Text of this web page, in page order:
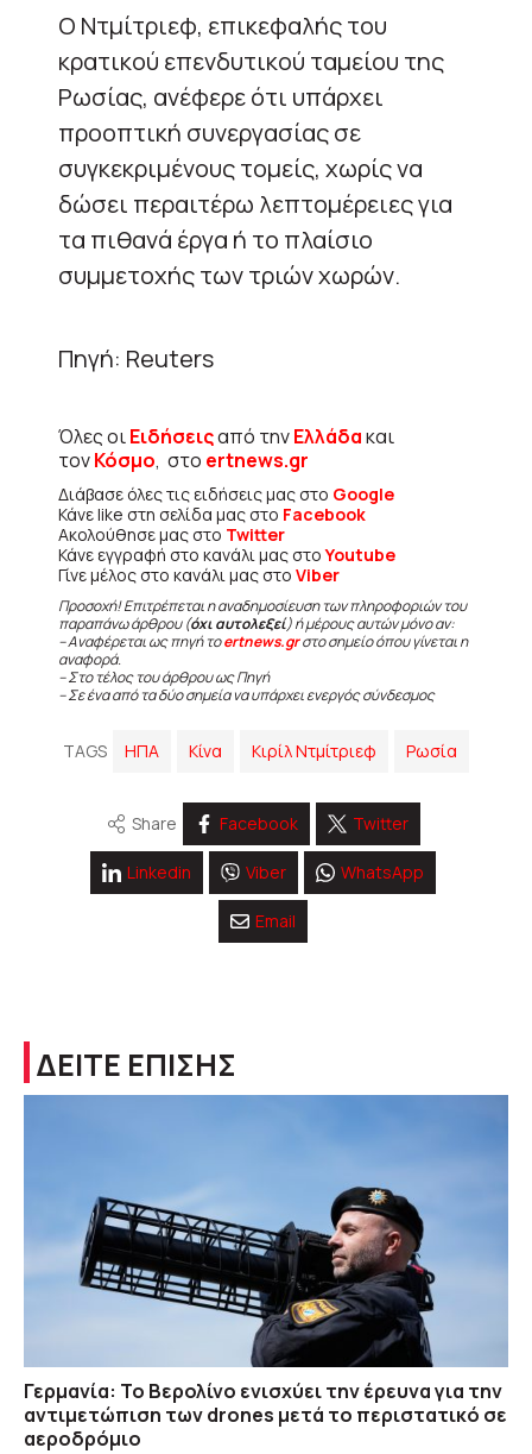
Ο Ντμίτριεφ, επικεφαλής του
κρατικού επενδυτικού ταμείου της
Ρωσίας, ανέφερε ότι υπάρχει
προοπτική συνεργασίας σε
συγκεκριμένους τομείς, χωρίς να
δώσει περαιτέρω λεπτομέρειες για
τα πιθανά έργα ή το πλαίσιο
συμμετοχής των τριών χωρών.
Πηγή: Reuters
Όλες οιΕιδήσειςαπό τηνΕλλάδακαι
τονΚόσμο, στο ertnews.gr
Διάβασε όλες τις ειδήσεις μας στο Google
Κάνε like στη σελίδα μας στο Facebook
Ακολούθησε μας στο Twitter
Κάνε εγγραφή στο κανάλι μας στοYoutube
Γίνε μέλος στο κανάλι μας στο Viber
Προσοχή! Επιτρέπεται η αναδημοσίευση των πληροφοριών του
παραπάνω άρθρου (όχι αυτολεξεί) ή μέρους αυτών μόνο αν:
– Αναφέρεται ως πηγή τοertnews.grστο σημείο όπου γίνεται η
αναφορά.
– Στο τέλος του άρθρου ως Πηγή
– Σε ένα από τα δύο σημεία να υπάρχει ενεργός σύνδεσμος
TAGS ΗΠΑ Κίνα Κιρίλ Ντμίτριεφ Ρωσία
Share Facebook Twitter
Linkedin Viber WhatsApp
Email
ΔΕΙΤΕ ΕΠΙΣΗΣ
Γερμανία: Το Βερολίνο ενισχύει την έρευνα για την
αντιμετώπιση των drones μετά το περιστατικό σε
αεροδρόμιο